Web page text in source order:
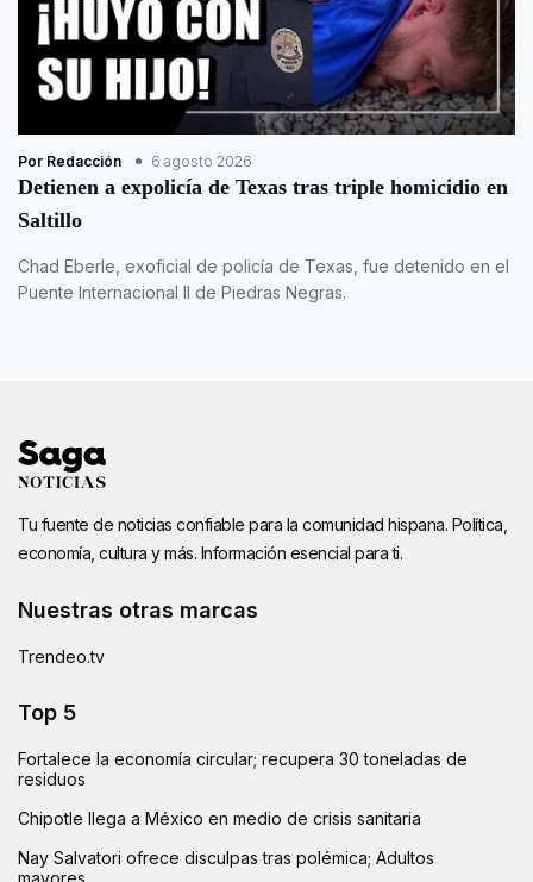
Por Redacción 6 agosto 2026
Detienen a expolicía de Texas tras triple homicidio en
Saltillo
Chad Eberle, exoficial de policía de Texas, fue detenido en el
Puente Internacional II de Piedras Negras.
Tu fuente de noticias confiable para la comunidad hispana. Política,
economía, cultura y más. Información esencial para ti.
Nuestras otras marcas
Trendeo.tv
Top 5
Fortalece la economía circular; recupera 30 toneladas de
residuos
Chipotle llega a México en medio de crisis sanitaria
Nay Salvatori ofrece disculpas tras polémica; Adultos
mayores